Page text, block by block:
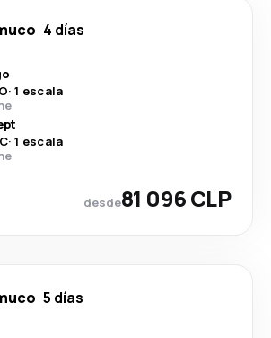
4 días
· 1 escala
· 1 escala
desde81 096 CLP
5 días